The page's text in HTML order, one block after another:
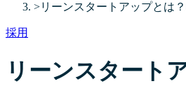
>リーンスタートアップとは
採用
リーンスタート